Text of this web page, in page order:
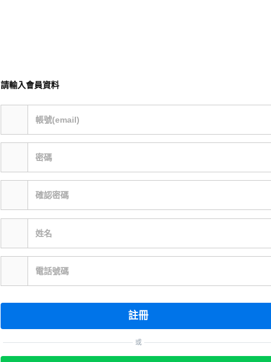
請輸入會員資料
帳號(email)
密碼
確認密碼
姓名
電話號碼
註冊
或